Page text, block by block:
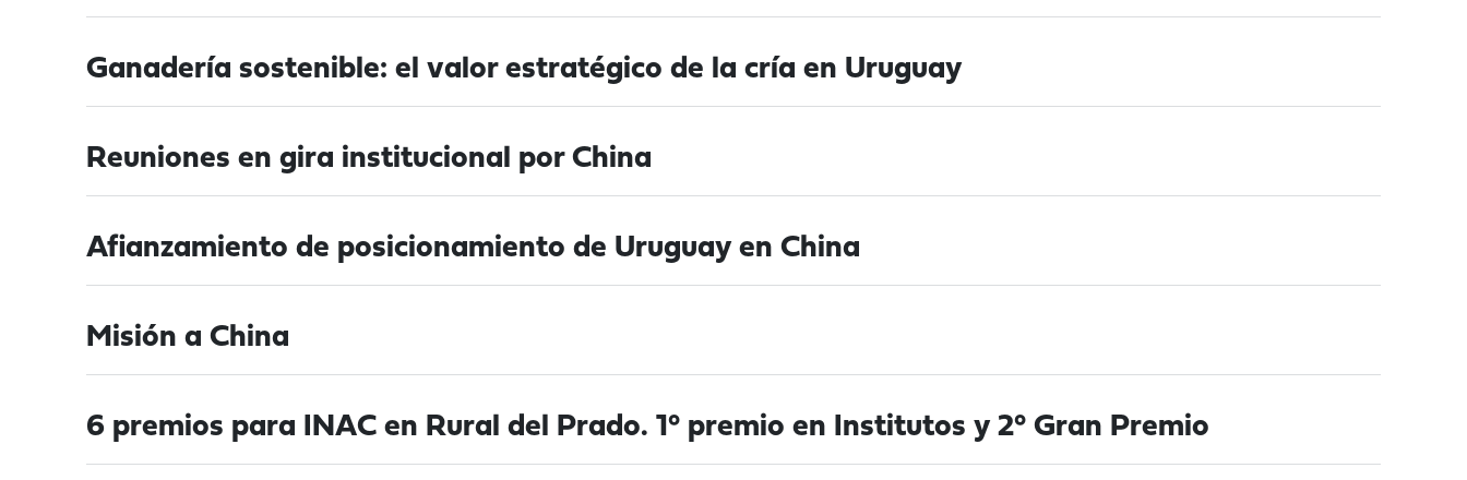
Ganadería sostenible: el valor estratégico de la cría en Uruguay
Reuniones en gira institucional por China
Afianzamiento de posicionamiento de Uruguay en China
Misión a China
6 premios para INAC en Rural del Prado. 1° premio en Institutos y 2° Gran Premio